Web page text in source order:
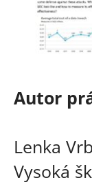
Autor
Lenka
Vysoká